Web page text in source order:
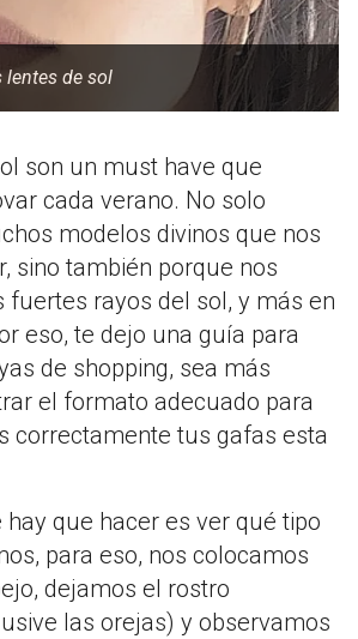
lentes de sol
son un must have que
cada verano. No solo
modelos divinos que nos
sino también porque nos
fuertes rayos del sol, y más en
eso, te dejo una guía para
de shopping, sea más
el formato adecuado para
correctamente tus gafas esta
que hacer es ver qué tipo
para eso, nos colocamos
dejamos el rostro
las orejas) y observamos